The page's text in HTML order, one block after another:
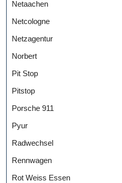
Netaachen
Netcologne
Netzagentur
Norbert
Pit Stop
Pitstop
Porsche 911
Pyur
Radwechsel
Rennwagen
Rot Weiss Essen